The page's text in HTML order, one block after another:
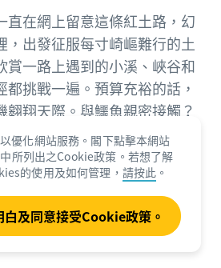
直在網上留意這條紅土路，幻
，出發征服每寸崎嶇難行的土
賞一路上遇到的小溪、峽谷和
挑戰一遍。預算充裕的話，
翱翔天際。與鱷魚親密接觸？
驚險刺激就預我一份！」
優化網站服務。閣下點擊本網站
所列出之Cookie政策。若想了解
的使用及如何管理， 請按此 。
白及同意接受Cookie政策。